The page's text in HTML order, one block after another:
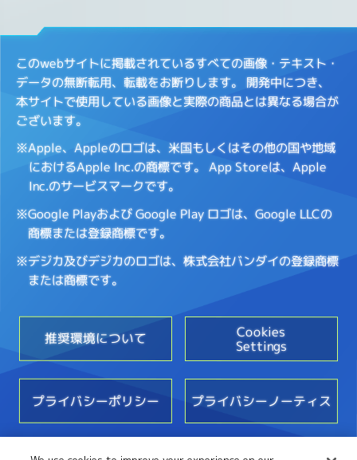
このwebサイトに掲載されているすべての画像・テキスト・
データの無断転用、転載をお断りします。 開発中につき、
本サイトで使用している画像と実際の商品とは異なる場合が
ございます。
※Apple、Appleのロゴは、米国もしくはその他の国や地域
におけるApple Inc.の商標です。 App Storeは、Apple
Inc.のサービスマークです。
※Google Playおよび Google Play ロゴは、Google LLCの
商標または登録商標です。
※デジカ及びデジカのロゴは、株式会社バンダイの登録商標
または商標です。
推奨環境について Cookies
Settings
プライバシーポリシー プライバシーノーティス